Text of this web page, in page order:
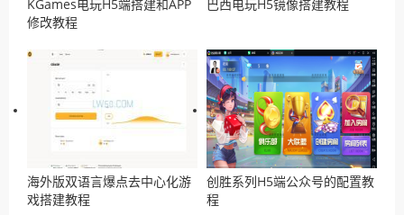
KGames电玩H5端搭建和APP
修改教程
巴西电玩H5镜像搭建教程
海外版双语言爆点去中心化游
戏搭建教程
创胜系列H5端公众号的配置教
程